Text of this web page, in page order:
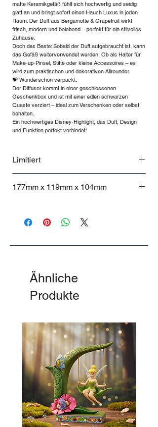
matte Keramikgefäß fühlt sich hochwertig und seidig
glatt an und bringt sofort einen Hauch Luxus in jeden
Raum. Der Duft aus Bergamotte & Grapefruit wirkt
frisch, modern und belebend – perfekt für ein stilvolles
Zuhause.
Doch das Beste: Sobald der Duft aufgebraucht ist, kann
das Gefäß weiterverwendet werden! Ob als Halter für
Make-up-Pinsel, Stifte oder kleine Accessoires – es
wird zum praktischen und dekorativen Allrounder.
💝 Wunderschön verpackt:
Der Diffusor kommt in einer geschlossenen
Geschenkbox und ist mit einer edlen schwarzen
Quaste verziert – ideal zum Verschenken oder selbst
behalten.
Ein hochwertiges Disney-Highlight, das Duft, Design
und Funktion perfekt verbindet!
Limitiert
177mm x 119mm x 104mm
Ähnliche
Produkte